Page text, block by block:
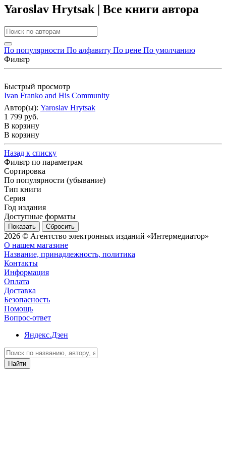
Yaroslav Hrytsak | Все книги автора
По популярности По алфавиту По цене По умолчанию
Фильтр
Быстрый просмотр
Ivan Franko and His Community
Автор(ы): Yaroslav Hrytsak
1 799 руб.
В корзину
В корзину
Назад к списку
Фильтр по параметрам
Сортировка
По популярности (убывание)
Тип книги
Серия
Год издания
Доступные форматы
Сбросить
2026 © Агентство электронных изданий «Интермедиатор»
О нашем магазине
Название, принадлежность, политика
Контакты
Информация
Оплата
Доставка
Безопасность
Помощь
Вопрос-ответ
Яндекс.Дзен
Найти